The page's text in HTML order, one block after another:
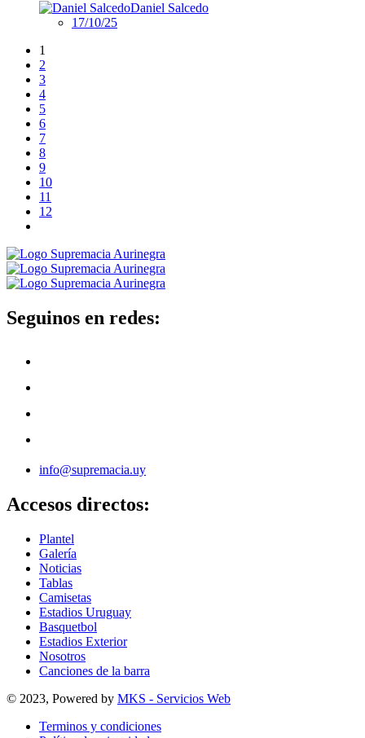
Daniel Salcedo
17/10/25
1
2
3
4
5
6
7
8
9
10
11
12
Seguinos en redes:
info@supremacia.uy
Accesos directos:
Plantel
Galería
Noticias
Tablas
Camisetas
Estadios Uruguay
Basquetbol
Estadios Exterior
Nosotros
Canciones de la barra
© 2023, Powered by MKS - Servicios Web
Terminos y condiciones